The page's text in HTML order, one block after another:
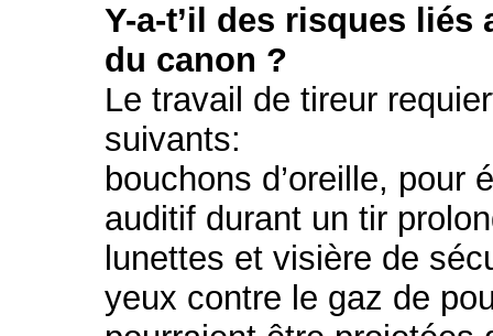
Y-a-t’il des risques liés
du canon ?
Le travail de tireur
suivants:
bouchons d’oreille, pour
auditif durant un tir
lunettes et visière de
yeux contre le gaz de